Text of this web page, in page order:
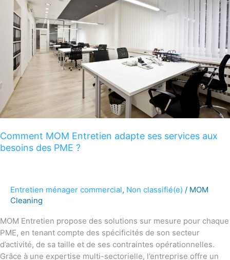
Comment MOM Entretien adapte ses services aux
besoins des PME ?
Entretien ménager commercial, Non classifié(e) / MOM
Cleaning
MOM Entretien propose des solutions sur mesure pour chaque
PME, en tenant compte des spécificités de son secteur
d’activité, de sa taille et de ses contraintes opérationnelles.
Grâce à une expertise multi-sectorielle, l’entreprise offre un
adapte
services
besoins
PME ?